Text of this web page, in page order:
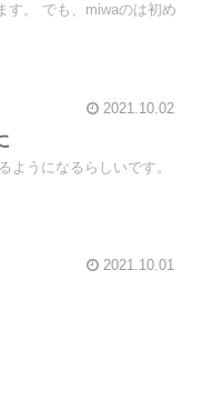
。 でも、miwaのは初め
2021.10.02
ようになるらしいです。
2021.10.01